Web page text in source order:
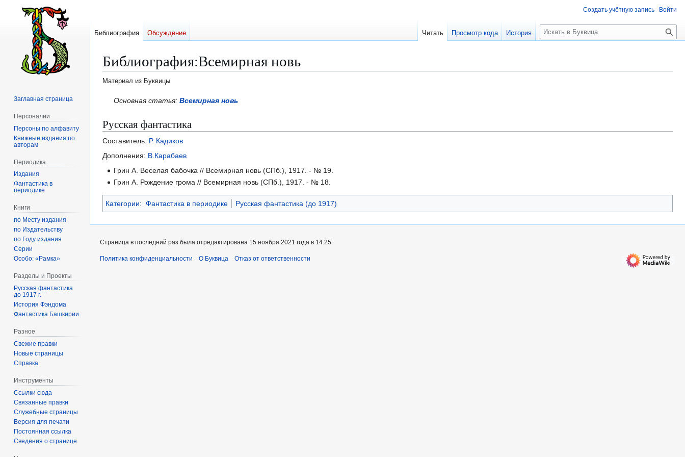
Библиография:Всемирная новь
Материал из Буквицы
Перейти
навигации
Перейти
поиску
Основная статья:Всемирная новь
Русская фантастика
Составитель: Р. Кадиков
Дополнения: В.Карабаев
Грин А. Веселая бабочка // Всемирная новь (СПб.), 1917. - № 19.
Грин А. Рождение грома // Всемирная новь (СПб.), 1917. - № 18.
Категории: Фантастика в периодике Русская фантастика (до 1917)
Создать учётную запись Войти
Библиография Обсуждение Читать Просмотр кода История
П
о
к
Заглавная страница
Персоналии
Персоны по алфавиту
Книжные издания по
авторам
Периодика
Издания
Фантастика в
периодике
Книги
по Месту издания
по Издательству
по Году издания
Серии
Особо: «Рамка»
Разделы и Проекты
Русская фантастика
до 1917 г.
История Фэндома
Фантастика Башкирии
Разное
Свежие правки
Новые страницы
Справка
Инструменты
Ссылки сюда
Связанные правки
Служебные страницы
Версия для печати
Постоянная ссылка
Сведения о странице
Страница в последний раз была отредактирована 15 ноября 2021 года в 14:25.
Политика конфиденциальности О Буквица Отказ от ответственности